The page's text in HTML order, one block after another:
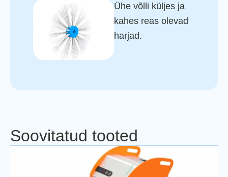
Ühe võlli küljes ja
kahes reas olevad
harjad.
Soovitatud tooted